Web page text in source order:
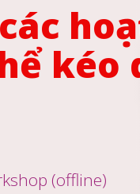
kéo
(offline)